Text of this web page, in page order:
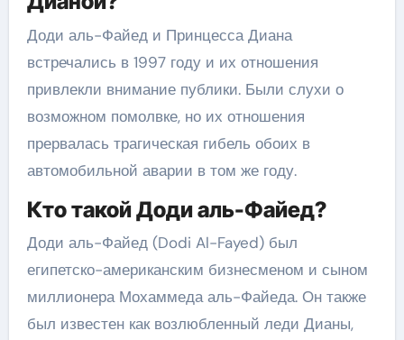
Доди аль-Файед и Принцесса Диана
встречались в 1997 году и их отношения
привлекли внимание публики. Были слухи о
возможном помолвке, но их отношения
прервалась трагическая гибель обоих в
автомобильной аварии в том же году.
Кто такой Доди аль-Файед?
Доди аль-Файед (Dodi Al-Fayed) был
египетско-американским бизнесменом и сыном
миллионера Мохаммеда аль-Файеда. Он также
был известен как возлюбленный леди Дианы,